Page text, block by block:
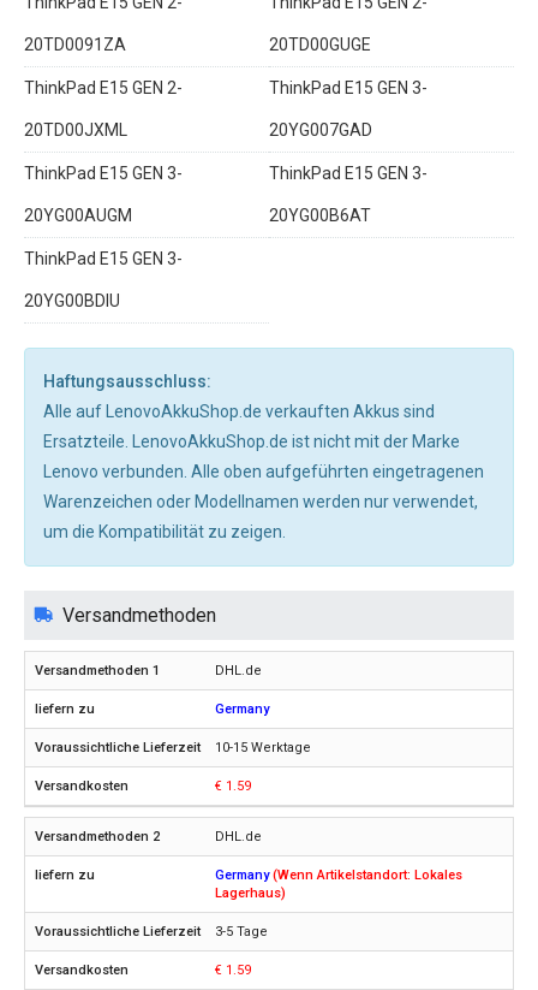
20TD0091ZA 20TD00GUGE
ThinkPad E15 GEN 2-
20TD00JXML
ThinkPad E15 GEN 3-
20YG007GAD
ThinkPad E15 GEN 3-
20YG00AUGM
ThinkPad E15 GEN 3-
20YG00B6AT
ThinkPad E15 GEN 3-
20YG00BDIU
Haftungsausschluss:
Alle auf LenovoAkkuShop.de verkauften Akkus sind
Ersatzteile. LenovoAkkuShop.de ist nicht mit der Marke
Lenovo verbunden. Alle oben aufgeführten eingetragenen
Warenzeichen oder Modellnamen werden nur verwendet,
um die Kompatibilität zu zeigen.
Versandmethoden
DHL.de
Germany
10-15 Werktage
€ 1.59
DHL.de
Germany(Wenn Artikelstandort: Lokales
Lagerhaus)
3-5 Tage
€ 1.59